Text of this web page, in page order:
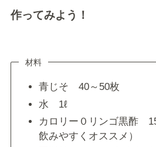
作ってみよう！
材料
青じそ 40～50枚
水 1ℓ
カロリー０リンゴ黒酢
飲みやすくオススメ）